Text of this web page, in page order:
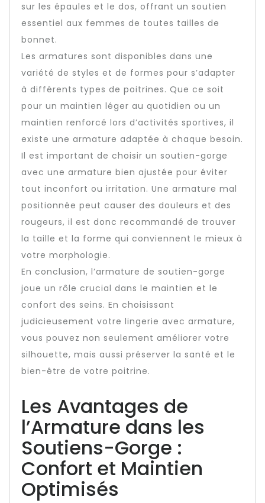
sur les épaules et le dos, offrant un soutien
essentiel aux femmes de toutes tailles de
bonnet.
Les armatures sont disponibles dans une
variété de styles et de formes pour s’adapter
à différents types de poitrines. Que ce soit
pour un maintien léger au quotidien ou un
maintien renforcé lors d’activités sportives, il
existe une armature adaptée à chaque besoin.
Il est important de choisir un soutien-gorge
avec une armature bien ajustée pour éviter
tout inconfort ou irritation. Une armature mal
positionnée peut causer des douleurs et des
rougeurs, il est donc recommandé de trouver
la taille et la forme qui conviennent le mieux à
votre morphologie.
En conclusion, l’armature de soutien-gorge
joue un rôle crucial dans le maintien et le
confort des seins. En choisissant
judicieusement votre lingerie avec armature,
vous pouvez non seulement améliorer votre
silhouette, mais aussi préserver la santé et le
bien-être de votre poitrine.
Les Avantages de
l’Armature dans les
Soutiens-Gorge :
Confort et Maintien
Optimisés